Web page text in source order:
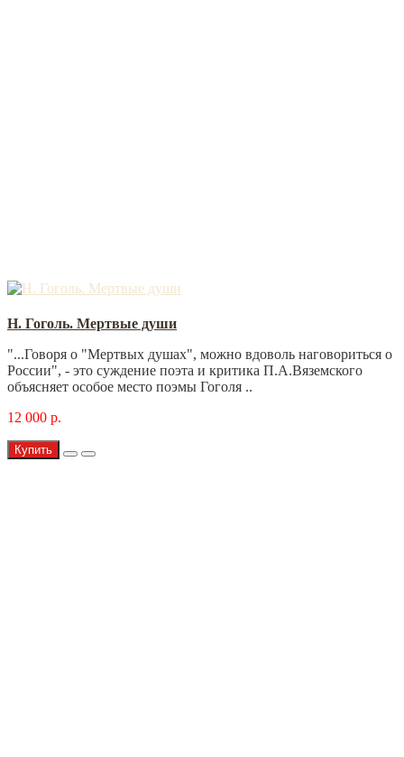
Н. Гоголь. Мертвые души
"...Говоря о "Мертвых душах", можно вдоволь наговориться о
России", - это суждение поэта и критика П.А.Вяземского
объясняет особое место поэмы Гоголя ..
12 000 р.
Купить